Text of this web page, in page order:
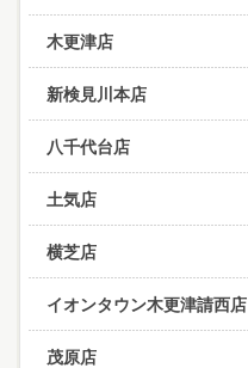
木更津店
新検見川本店
八千代台店
土気店
横芝店
イオンタウン木更津請西店
茂原店